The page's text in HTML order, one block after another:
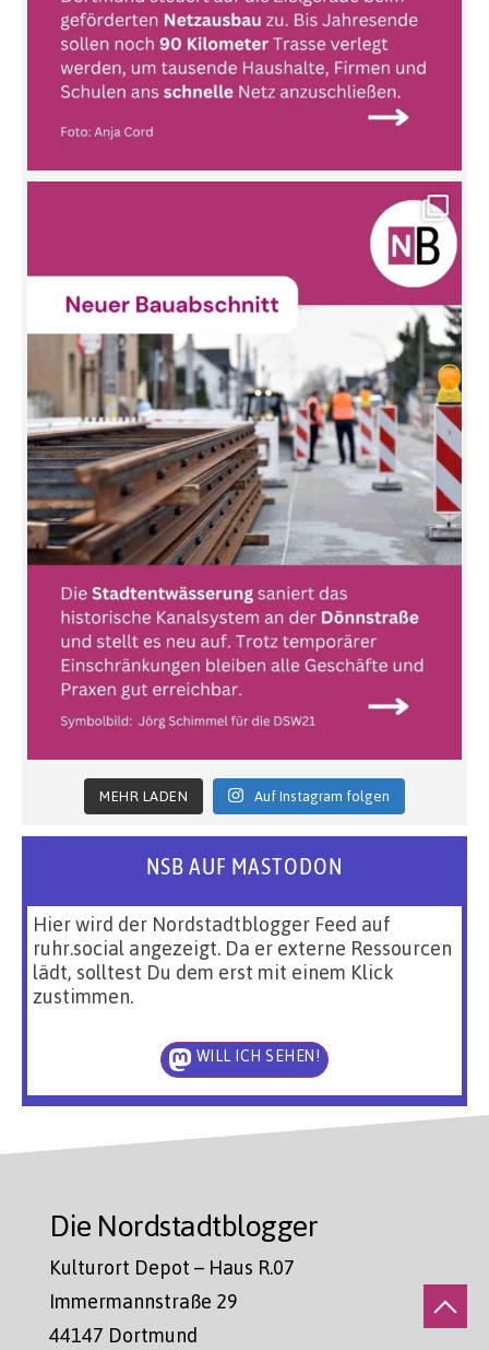
MEHR LADEN Auf Instagram folgen
NSB AUF MASTODON
Hier wird der Nordstadtblogger Feed auf
ruhr.social angezeigt. Da er externe Ressourcen
lädt, solltest Du dem erst mit einem Klick
zustimmen.
WILL ICH SEHEN!
Die Nordstadtblogger
Kulturort Depot – Haus R.07
Immermannstraße 29
44147 Dortmund